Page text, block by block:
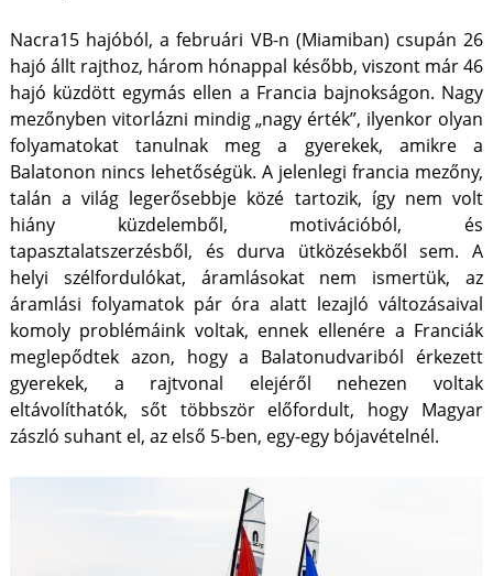
Nacra15 hajóból, a februári VB-n (Miamiban) csupán 26
hajó állt rajthoz, három hónappal később, viszont már 46
hajó küzdött egymás ellen a Francia bajnokságon. Nagy
mezőnyben vitorlázni mindig „nagy érték”, ilyenkor olyan
folyamatokat tanulnak meg a gyerekek, amikre a
Balatonon nincs lehetőségük. A jelenlegi francia mezőny,
talán a világ legerősebbje közé tartozik, így nem volt
hiány küzdelemből, motivációból, és
tapasztalatszerzésből, és durva ütközésekből sem. A
helyi szélfordulókat, áramlásokat nem ismertük, az
áramlási folyamatok pár óra alatt lezajló változásaival
komoly problémáink voltak, ennek ellenére a Franciák
meglepődtek azon, hogy a Balatonudvariból érkezett
gyerekek, a rajtvonal elejéről nehezen voltak
eltávolíthatók, sőt többször előfordult, hogy Magyar
zászló suhant el, az első 5-ben, egy-egy bójavételnél.